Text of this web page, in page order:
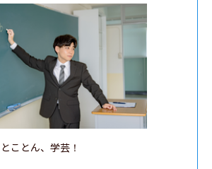
ことん、学芸！